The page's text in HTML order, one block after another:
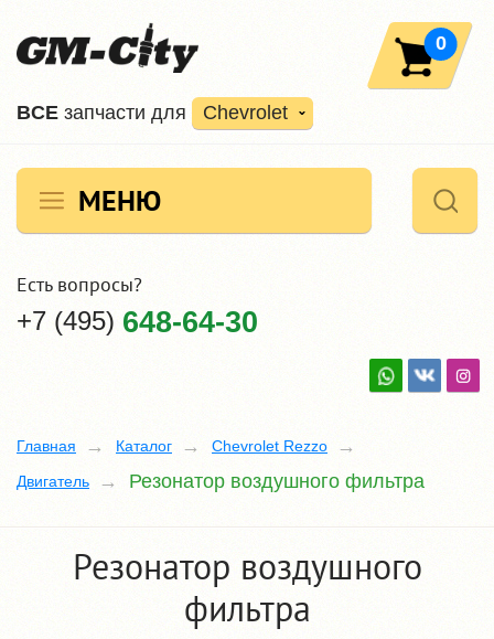
ВCE запчасти для Chevrolet
0
МЕНЮ
Есть вопросы?
+7 (495) 648-64-30
Главная Каталог
Chevrolet Rezzo
Двигатель
Резонатор воздушного фильтра
Резонатор воздушного
фильтра